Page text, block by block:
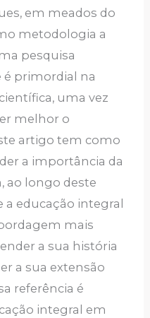
em meados do
metodologia a
pesquisa
é primordial na
uma vez
melhor o
artigo tem como
a importância da
ao longo deste
educação integral
mais
a sua história
a sua extensão
referência é
integral em